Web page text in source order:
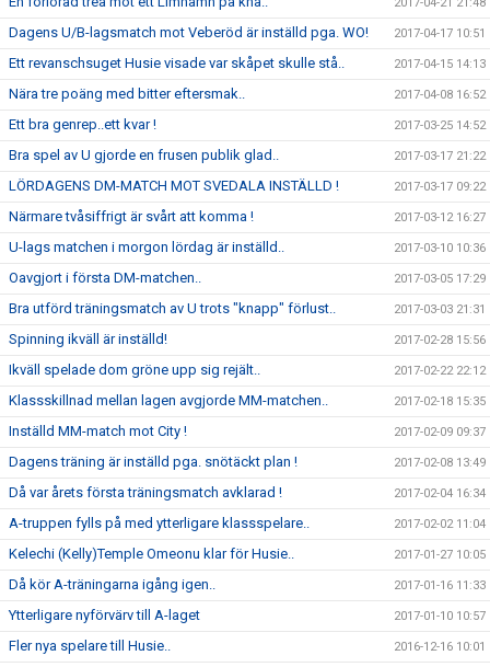
2017-04-21 21:48
Dagens U/B-lagsmatch mot Veberöd är inställd pga. WO! 2017-04-17 10:51
Ett revanschsuget Husie visade var skåpet skulle stå.. 2017-04-15 14:13
Nära tre poäng med bitter eftersmak.. 2017-04-08 16:52
Ett bra genrep..ett kvar ! 2017-03-25 14:52
Bra spel av U gjorde en frusen publik glad.. 2017-03-17 21:22
LÖRDAGENS DM-MATCH MOT SVEDALA INSTÄLLD ! 2017-03-17 09:22
Närmare tvåsiffrigt är svårt att komma ! 2017-03-12 16:27
U-lags matchen i morgon lördag är inställd.. 2017-03-10 10:36
Oavgjort i första DM-matchen.. 2017-03-05 17:29
Bra utförd träningsmatch av U trots "knapp" förlust.. 2017-03-03 21:31
Spinning ikväll är inställd! 2017-02-28 15:56
Ikväll spelade dom gröne upp sig rejält.. 2017-02-22 22:12
Klassskillnad mellan lagen avgjorde MM-matchen.. 2017-02-18 15:35
Inställd MM-match mot City ! 2017-02-09 09:37
Dagens träning är inställd pga. snötäckt plan ! 2017-02-08 13:49
Då var årets första träningsmatch avklarad ! 2017-02-04 16:34
A-truppen fylls på med ytterligare klassspelare.. 2017-02-02 11:04
Kelechi (Kelly)Temple Omeonu klar för Husie.. 2017-01-27 10:05
Då kör A-träningarna igång igen.. 2017-01-16 11:33
Ytterligare nyförvärv till A-laget 2017-01-10 10:57
Fler nya spelare till Husie.. 2016-12-16 10:01